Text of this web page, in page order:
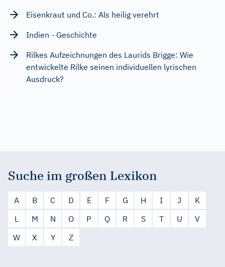
Eisenkraut und Co.: Als heilig verehrt
Indien - Geschichte
Rilkes Aufzeichnungen des Laurids Brigge: Wie
entwickelte Rilke seinen individuellen lyrischen
Ausdruck?
Suche im großen Lexikon
A B C D E F G H I J
K
L
M N O P Q R S T U
V
W
X Y Z